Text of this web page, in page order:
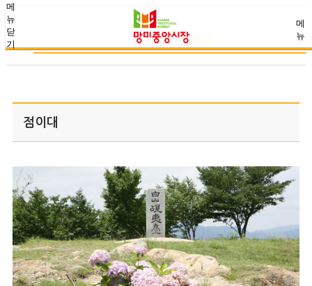
메
뉴
메
뉴
닫
기
주변관광지 안내
점이대